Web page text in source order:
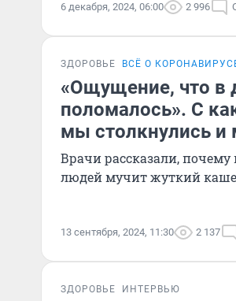
6 декабря, 2024, 06:00 2 996
ЗДОРОВЬЕ ВСЁ О
«Ощущение, что в
поломалось». С
мы столкнулись и
Врачи рассказали, почему
людей мучит жуткий
13 сентября, 2024, 11:30 2 137
ЗДОРОВЬЕ ИНТЕРВЬЮ